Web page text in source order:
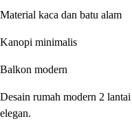
Material kaca dan batu alam
Kanopi minimalis
Balkon modern
Desain rumah modern 2
elegan.